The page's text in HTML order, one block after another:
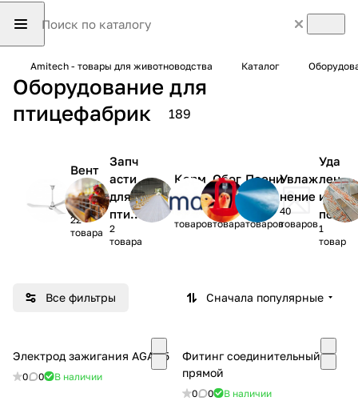
Amitech - товары для животноводства Каталог
Оборудование для
птицефабрик
189
Вент
иляц
ия
22
товара
Запч
асти
для
птиц
ефаб
рик
2
товара
Корм
ление
9
товаров
Обог
рев
54
товара
Поени
е
товаров
Увлаж
нение
40
товаров
Уда
лен
ие
пом
ета
1
товар
Все фильтры Сначала популярные
Электрод зажигания AGA 75
0 0 В наличии
Фитинг соединительный
прямой
0 0 В наличии